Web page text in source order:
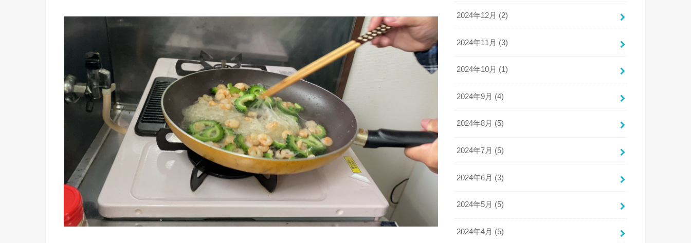
2024年12月 (2)
2024年11月 (3)
2024年10月 (1)
2024年9月 (4)
2024年8月 (5)
2024年7月 (5)
2024年6月 (3)
2024年5月 (5)
2024年4月 (5)